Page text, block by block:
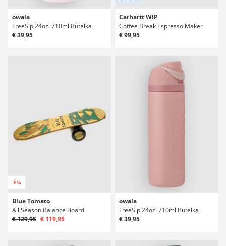
owala
FreeSip 24oz. 710ml Butelka
€ 39,95
Carhartt WIP
Coffee Break Espresso Maker
€ 99,95
-8%
Blue Tomato
All Season Balance Board
€ 129,95 € 119,95
owala
FreeSip 24oz. 710ml Butelka
€ 39,95